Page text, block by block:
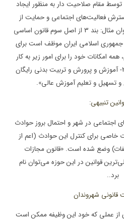
مقام صلاحیت دار به منظور ایجاد
فعالیت‌های اجتماعی و حمایت از
شهروندان وضع شده است. به عنوان مثال: بند 3 از اصل سوم قانون اساسی
اسلامی ایران موظف است برای
امکانات خود را برای امور زیر به کار
برد: 1- ........... 2- .............. 3- آموزش و پرورش و تربیت بدنی رایگان
تسهیل و تعلیم آموزش عالی».
تنبیهی:
اجتماعی در شهر و احتمال بروز حوادث
خاصی برای کنترل این حوادث (اعم از
وضع شده است. «قانون مجازات
قوانین در این حوزه می‌توان نام
برد..
از عملی که خود این وظیفه ممکن است